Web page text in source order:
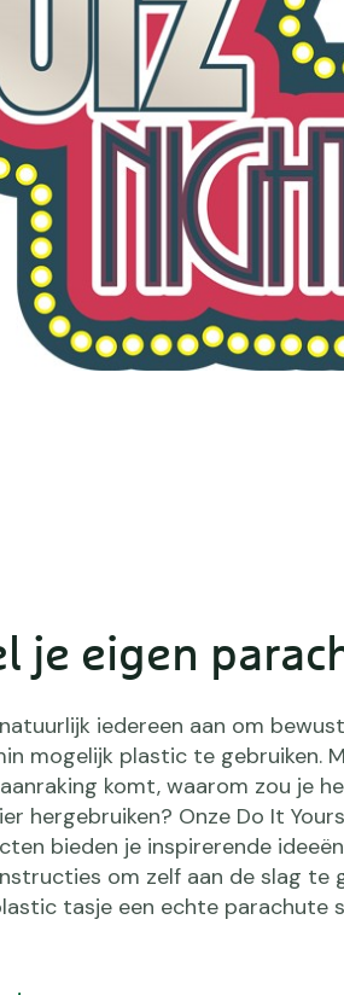
je eigen
iedereen aan om
mogelijk plastic te gebruiken.
komt, waarom zou je
hergebruiken? Onze Do It
bieden je inspirerende
om zelf aan de slag te
tasje een echte parachute